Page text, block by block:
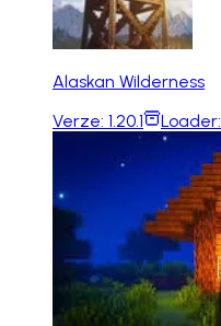
Alaskan Wilderness
Verze: 1.20.1 Loader: